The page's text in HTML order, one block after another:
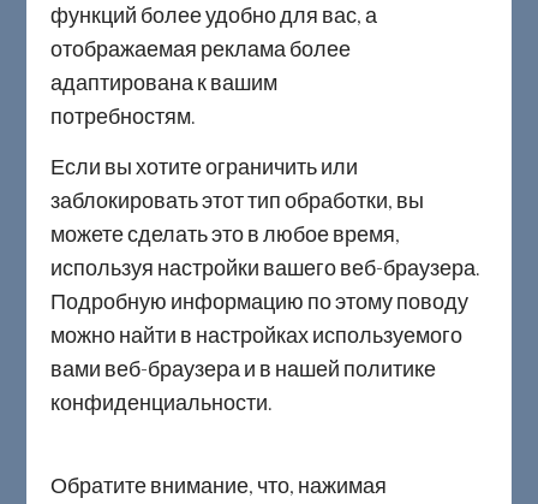
функций более удобно для вас, а
отображаемая реклама более
адаптирована к вашим
Если вы хотите ограничить или
заблокировать этот тип обработки, вы
можете сделать это в любое время,
используя настройки вашего веб-браузера.
Подробную информацию по этому поводу
можно найти в настройках используемого
вами веб-браузера и в нашей политике
конфиденциальности.
Обратите внимание, что, нажимая
"Реализация Политики в области
Управления Качеством и
Окружающей средой и
функционирование Интегрированной
Системы Менеджмента
систематически контролируется
посредством внутренних аудитов и
проверок со стороны руководства."